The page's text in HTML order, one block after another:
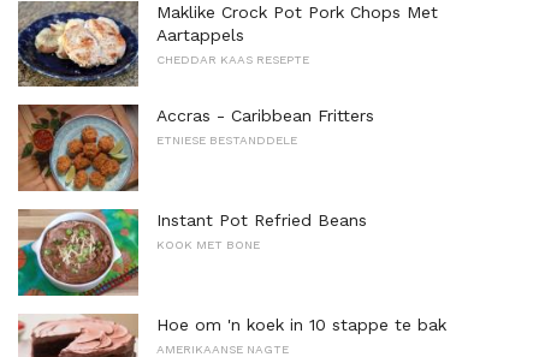
Maklike Crock Pot Pork Chops Met
Aartappels
CHEDDAR KAAS RESEPTE
Accras - Caribbean Fritters
ETNIESE BESTANDDELE
Instant Pot Refried Beans
KOOK MET BONE
Hoe om 'n koek in 10 stappe te bak
AMERIKAANSE NAGTE